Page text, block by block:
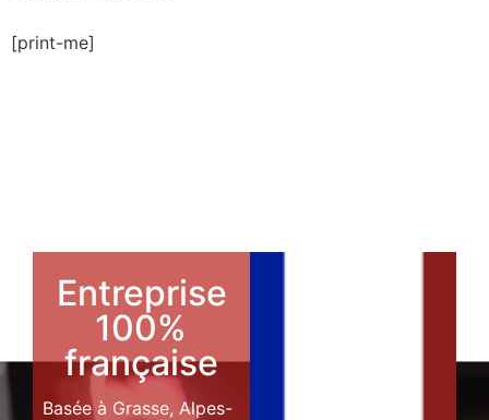
[print-me]
Entreprise
100%
française
Basée à Grasse, Alpes-